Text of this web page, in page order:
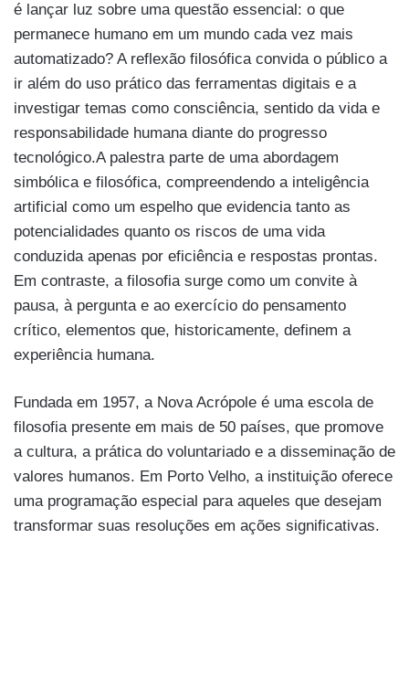
é lançar luz sobre uma questão essencial: o que
permanece humano em um mundo cada vez mais
automatizado? A reflexão filosófica convida o público a
ir além do uso prático das ferramentas digitais e a
investigar temas como consciência, sentido da vida e
responsabilidade humana diante do progresso
tecnológico.A palestra parte de uma abordagem
simbólica e filosófica, compreendendo a inteligência
artificial como um espelho que evidencia tanto as
potencialidades quanto os riscos de uma vida
conduzida apenas por eficiência e respostas prontas.
Em contraste, a filosofia surge como um convite à
pausa, à pergunta e ao exercício do pensamento
crítico, elementos que, historicamente, definem a
experiência humana.
Fundada em 1957, a Nova Acrópole é uma escola de
filosofia presente em mais de 50 países, que promove
a cultura, a prática do voluntariado e a disseminação de
valores humanos. Em Porto Velho, a instituição oferece
uma programação especial para aqueles que desejam
transformar suas resoluções em ações significativas.